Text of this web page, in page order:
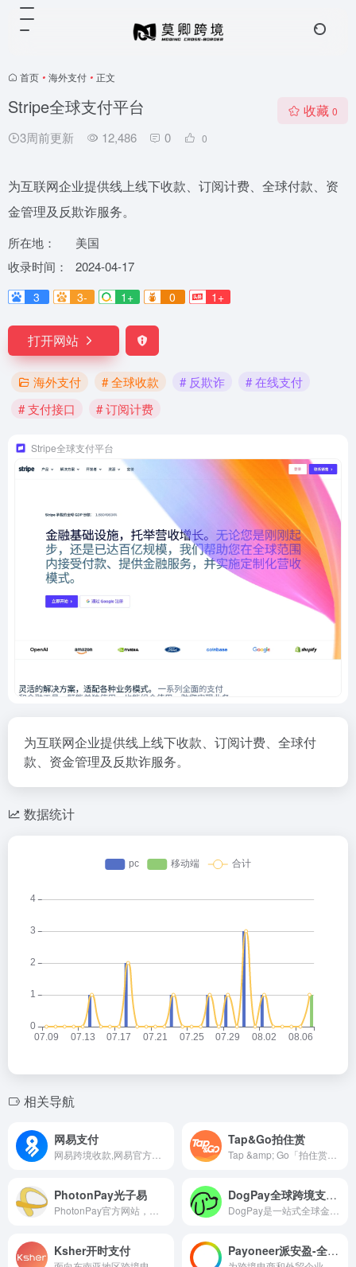
首页 • 海外支付 • 正文
Stripe全球支付平台
3周前更新 12,486 0 0
收藏 0
为互联网企业提供线上线下收款、订阅计费、全球付款、资
金管理及反欺诈服务。
所在地：
美国
收录时间：
2024-04-17
3 3- 1+ 0 1+
打开网站
海外支付 # 全球收款 # 反欺诈
# 在线支付
# 支付接口
# 订阅计费
Stripe全球支付平台
为互联网企业提供线上线下收款、订阅计费、全球付
款、资金管理及反欺诈服务。
数据统计
相关导航
网易支付 Tap&Go拍住赏
PhotonPay光子易 DogPay全球跨境支付平台
Ksher开时支付 Payoneer派安盈-全球跨境支付平台